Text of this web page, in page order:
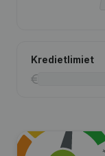
Kredietlimiet